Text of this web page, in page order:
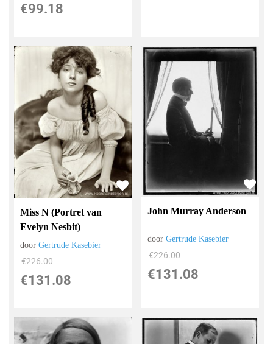
€99.18
Miss N (Portret van
Evelyn Nesbit)
doorGertrude Kasebier
€226.00
€131.08
John Murray Anderson
doorGertrude Kasebier
€226.00
€131.08